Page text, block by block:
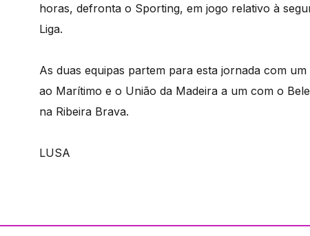
horas, defronta o Sporting, em jogo relativo à
Liga.
As duas equipas partem para esta jornada com
ao Marítimo e o União da Madeira a um com o
na Ribeira Brava.
LUSA